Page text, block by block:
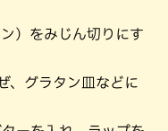
）をみじん切りにす
グラタン皿などに